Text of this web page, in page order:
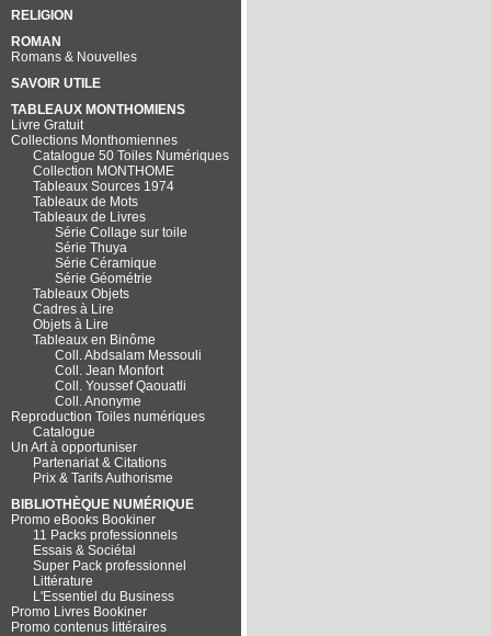
RELIGION
ROMAN
Romans & Nouvelles
SAVOIR UTILE
TABLEAUX MONTHOMIENS
Livre Gratuit
Collections Monthomiennes
Catalogue 50 Toiles Numériques
Collection MONTHOME
Tableaux Sources 1974
Tableaux de Mots
Tableaux de Livres
Série Collage sur toile
Série Thuya
Série Céramique
Série Géométrie
Tableaux Objets
Cadres à Lire
Objets à Lire
Tableaux en Binôme
Coll. Abdsalam Messouli
Coll. Jean Monfort
Coll. Youssef Qaouatli
Coll. Anonyme
Reproduction Toiles numériques
Catalogue
Un Art à opportuniser
Partenariat & Citations
Prix & Tarifs Authorisme
BIBLIOTHÈQUE NUMÉRIQUE
Promo eBooks Bookiner
11 Packs professionnels
Essais & Sociétal
Super Pack professionnel
Littérature
L'Essentiel du Business
Promo Livres Bookiner
Promo contenus littéraires